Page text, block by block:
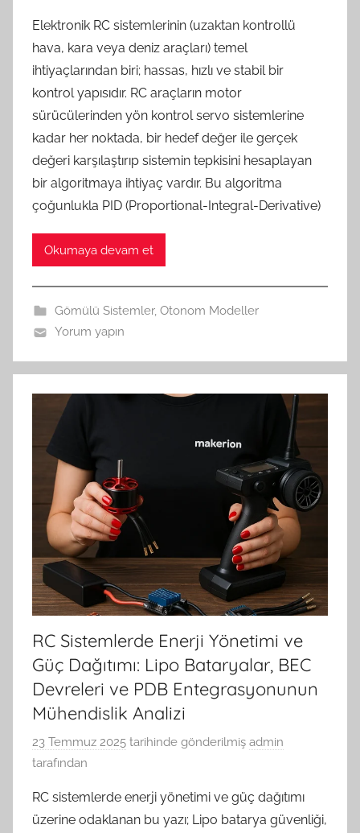
Elektronik RC sistemlerinin (uzaktan kontrollü
hava, kara veya deniz araçları) temel
ihtiyaçlarından biri; hassas, hızlı ve stabil bir
kontrol yapısıdır. RC araçların motor
sürücülerinden yön kontrol servo sistemlerine
kadar her noktada, bir hedef değer ile gerçek
değeri karşılaştırıp sistemin tepkisini hesaplayan
bir algoritmaya ihtiyaç vardır. Bu algoritma
çoğunlukla PID (Proportional-Integral-Derivative)
Okumaya devam et
Gömülü Sistemler, Otonom Modeller
Yorum yapın
RC Sistemlerde Enerji Yönetimi ve
Güç Dağıtımı: Lipo Bataryalar, BEC
Devreleri ve PDB Entegrasyonunun
Mühendislik Analizi
23 Temmuz 2025 tarihinde gönderilmiş admin
tarafından
RC sistemlerde enerji yönetimi ve güç dağıtımı
üzerine odaklanan bu yazı; Lipo batarya güvenliği,